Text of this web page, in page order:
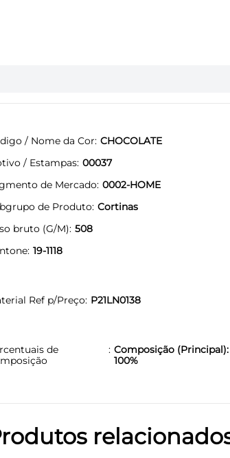
/ Nome da Cor CHOCOLATE
/ Estampas 00037
de Mercado 0002-HOME
de Produto Cortinas
bruto (G/M) 508
19-1118
Ref p/Preço P21LN0138
de
Composição (Principal):
100%